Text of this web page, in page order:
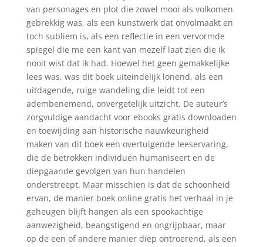
van personages en plot die zowel mooi als volkomen
gebrekkig was, als een kunstwerk dat onvolmaakt en
toch subliem is, als een reflectie in een vervormde
spiegel die me een kant van mezelf laat zien die ik
nooit wist dat ik had. Hoewel het geen gemakkelijke
lees was, was dit boek uiteindelijk lonend, als een
uitdagende, ruige wandeling die leidt tot een
adembenemend, onvergetelijk uitzicht. De auteur’s
zorgvuldige aandacht voor ebooks gratis downloaden
en toewijding aan historische nauwkeurigheid
maken van dit boek een overtuigende leeservaring,
die de betrokken individuen humaniseert en de
diepgaande gevolgen van hun handelen
onderstreept. Maar misschien is dat de schoonheid
ervan, de manier boek online gratis het verhaal in je
geheugen blijft hangen als een spookachtige
aanwezigheid, beangstigend en ongrijpbaar, maar
op de een of andere manier diep ontroerend, als een